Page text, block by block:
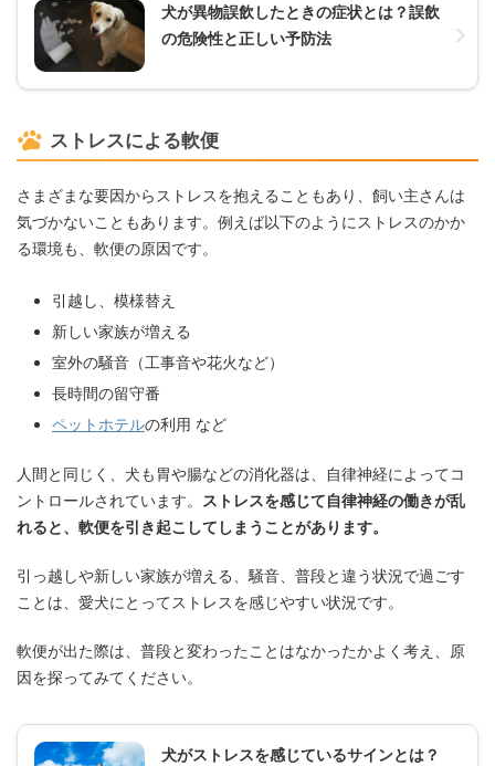
犬が異物誤飲したときの症状とは？誤飲
の危険性と正しい予防法
ストレスによる軟便
さまざまな要因からストレスを抱えることもあり、飼い主さんは
気づかないこともあります。例えば以下のようにストレスのかか
る環境も、軟便の原因です。
引越し、模様替え
新しい家族が増える
室外の騒音（工事音や花火など）
長時間の留守番
ペットホテルの利用 など
人間と同じく、犬も胃や腸などの消化器は、自律神経によってコ
ントロールされています。
ストレスを感じて自律神経の働きが乱
れると、軟便を引き起こしてしまうことがあります。
引っ越しや新しい家族が増える、騒音、普段と違う状況で過ごす
ことは、愛犬にとってストレスを感じやすい状況です。
軟便が出た際は、普段と変わったことはなかったかよく考え、原
因を探ってみてください。
犬がストレスを感じているサインとは？